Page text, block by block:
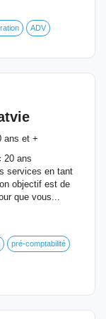
ADV
ans et +
20 ans
services en tant
objectif est de
que vous...
pré-comptabilité